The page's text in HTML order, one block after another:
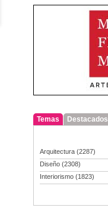
Temas Destacados
Arquitectura (2287)
Diseño (2308)
Interiorismo (1823)